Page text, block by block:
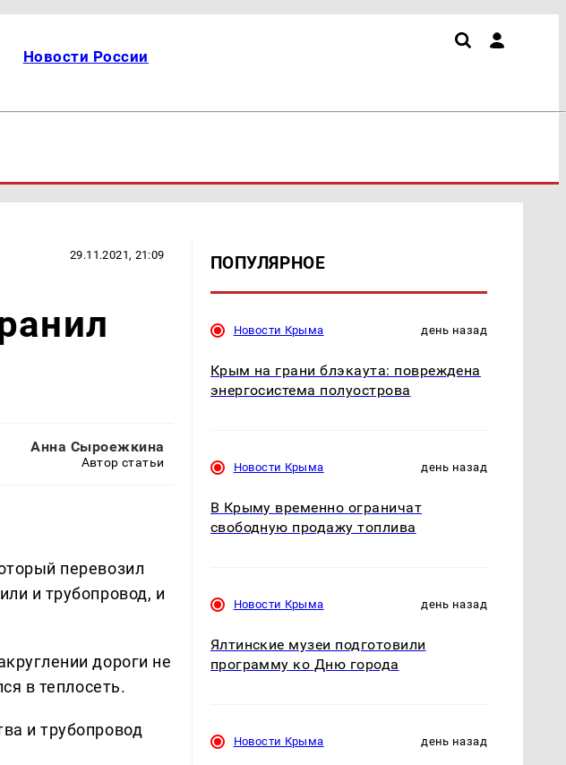
Новости России
29.11.2021, 21:09
Анна Сыроежкина
Автор статьи
перевозил
и трубопровод, и
дороги не
в теплосеть.
и трубопровод
ПОПУЛЯРНОЕ
Новости Крыма день назад
Крым на грани блэкаута: повреждена
энергосистема полуострова
Новости Крыма день назад
В Крыму временно ограничат
свободную продажу топлива
Новости Крыма день назад
Ялтинские музеи подготовили
программу ко Дню города
Новости Крыма день назад